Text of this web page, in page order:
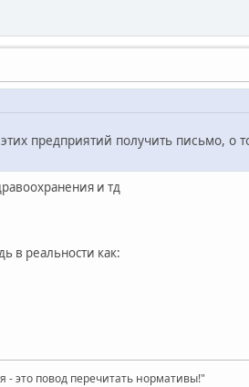
предприятий получить письмо, о
и тд
в реальности как:
- это повод перечитать нормативы!"